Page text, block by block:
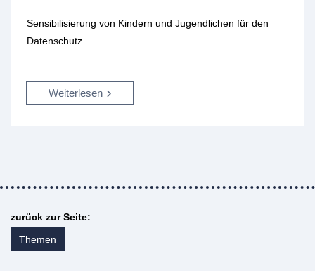
Sensibilisierung von Kindern und Jugendlichen für den
Datenschutz
Weiterlesen
zurück zur Seite:
Themen